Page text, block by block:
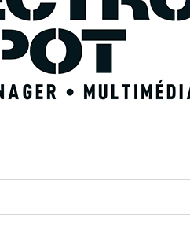
Coche SP3